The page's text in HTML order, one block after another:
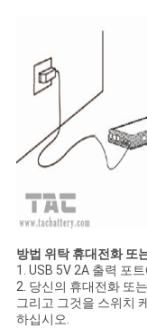
방법 위탁 휴대전화 또
1. USB 5V 2A 출력 포
2. 당신의 휴대전화 또
그리고 그것을 스위치
하십시오.